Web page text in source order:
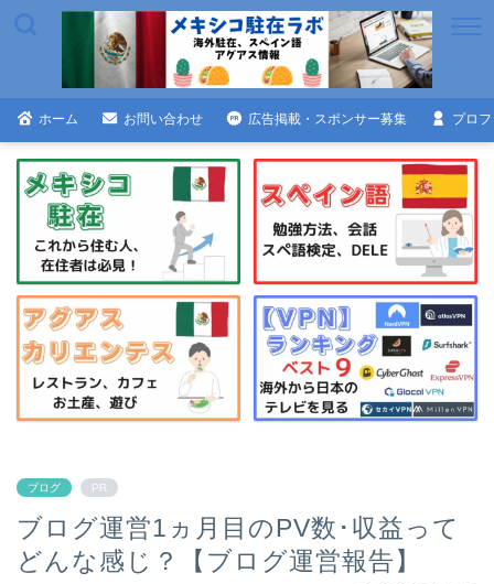
ホーム お問い合わせ 広告掲載・スポンサー募集 プロ
ブログ PR
ブログ運営1ヵ月目のPV数･収益って
どんな感じ？【ブログ運営報告】